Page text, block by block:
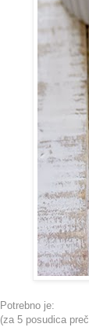
Potrebno je:
(za 5 posudica